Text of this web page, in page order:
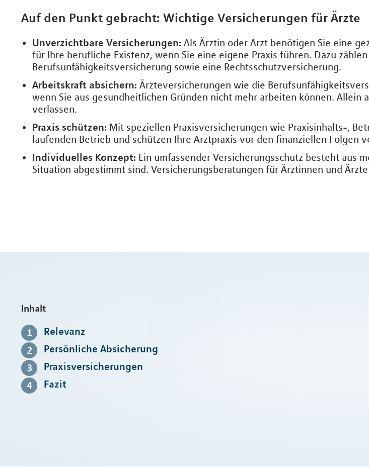
Auf den Punkt gebracht: Wichtige Versicherungen für Ärzte
Unverzichtbare Versicherungen: Als Ärztin oder Arzt benötigen Sie eine
für Ihre berufliche Existenz, wenn Sie eine eigene Praxis führen. Dazu
Berufsunfähigkeitsversicherung sowie eine Rechtsschutzversicherung.
Arbeitskraft absichern: Ärzteversicherungen wie die
wenn Sie aus gesundheitlichen Gründen nicht mehr arbeiten können.
verlassen.
Praxis schützen: Mit speziellen Praxisversicherungen wie Praxisinhalts-,
laufenden Betrieb und schützen Ihre Arztpraxis vor den finanziellen Folgen
Individuelles Konzept: Ein umfassender Versicherungsschutz besteht aus
Situation abgestimmt sind. Versicherungsberatungen für Ärztinnen und
Inhalt
Relevanz
Persönliche Absicherung
Praxisversicherungen
Fazit